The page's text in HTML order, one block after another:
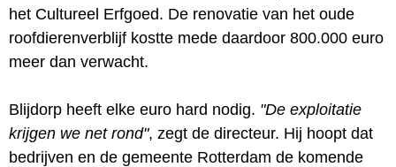
het Cultureel Erfgoed. De renovatie van het oude
roofdierenverblijf kostte mede daardoor 800.000 euro
meer dan verwacht.
Blijdorp heeft elke euro hard nodig. "De exploitatie
krijgen we net rond", zegt de directeur. Hij hoopt dat
bedrijven en de gemeente Rotterdam de komende